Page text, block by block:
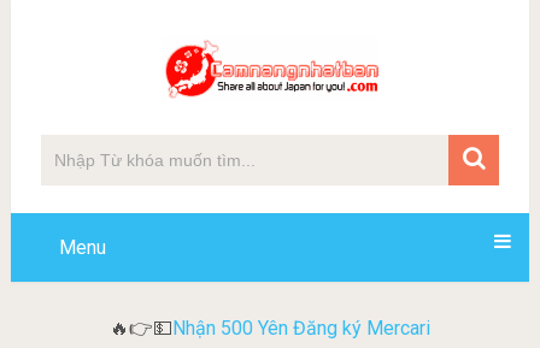
Menu
🔥👉💵Nhận 500 Yên Đăng ký Mercari